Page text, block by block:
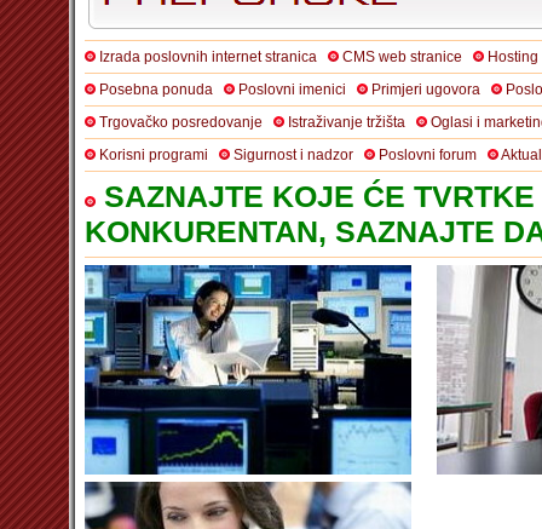
Izrada poslovnih internet stranica CMS web stranice
Posebna ponuda
Poslovni imenici Primjeri ugovora
Trgovačko posredovanje
Istraživanje tržišta
Oglasi i
Korisni programi
Sigurnost i nadzor Poslovni forum
SAZNAJTE KOJE ĆE
KONKURENTAN, SAZNAJTE